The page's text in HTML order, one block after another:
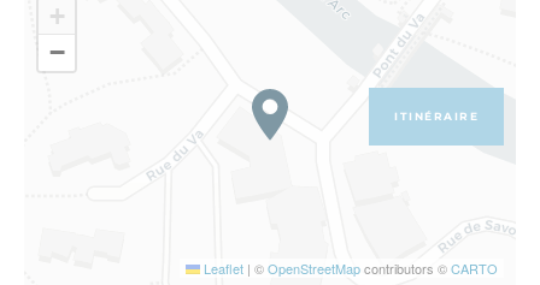
+
−
Leaflet | ©OpenStreetMapcontributors ©CARTO
ITINÉRAIRE